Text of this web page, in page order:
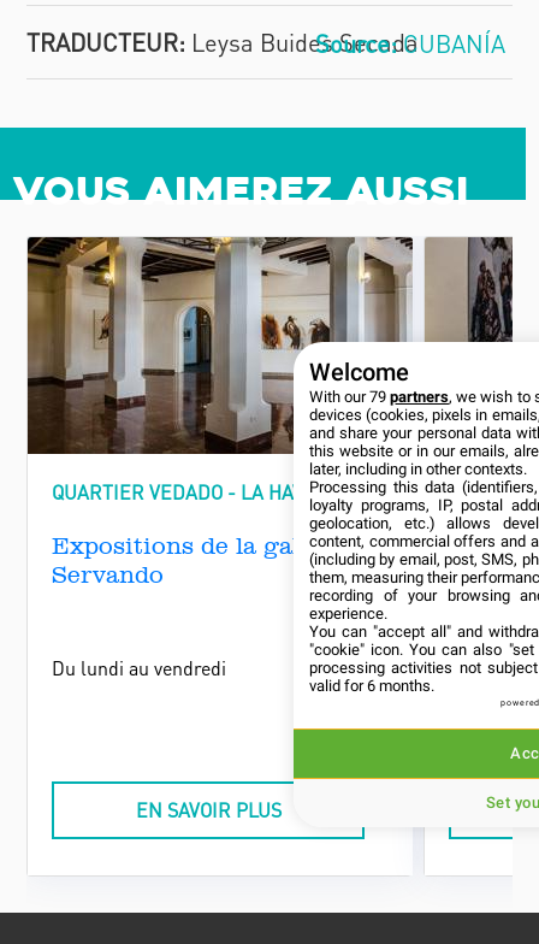
TRADUCTEUR: Leysa Buides SecadaCUBANÍA
Vous aimerez aussi
QUARTIER VEDADO - LA HAVANE
Expositions de la galerie
Servando
Du lundi au vendredi
EN SAVOIR PLUS
Taller
Selon
Welcome
With our 79partners, we wish to
devices (cookies, pixels in
and share your personal data
this website or in our emails,
later, including in other contexts.
Processing this data
loyalty programs, IP, postal
geolocation, etc.) allows
content, commercial offers and
(including by email, post, SMS,
them, measuring their
recording of your browsing
experience.
You can "accept all" and
"cookie" icon. You can also
processing activities not
valid for 6 months.
Set